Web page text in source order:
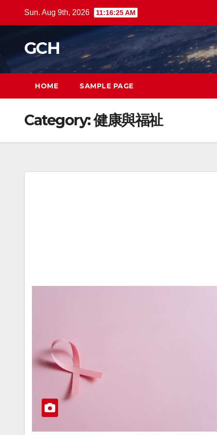
Sun. Aug 9th, 2026 11:16:26 AM
GCH
HOME SAMPLE PAGE
Category:健康與福祉